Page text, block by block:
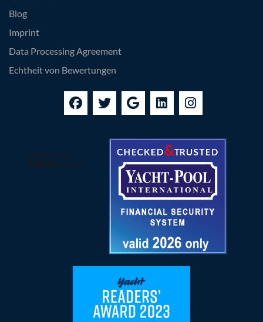
Blog
Imprint
Data Processing Agreement
Echtheit von Bewertungen